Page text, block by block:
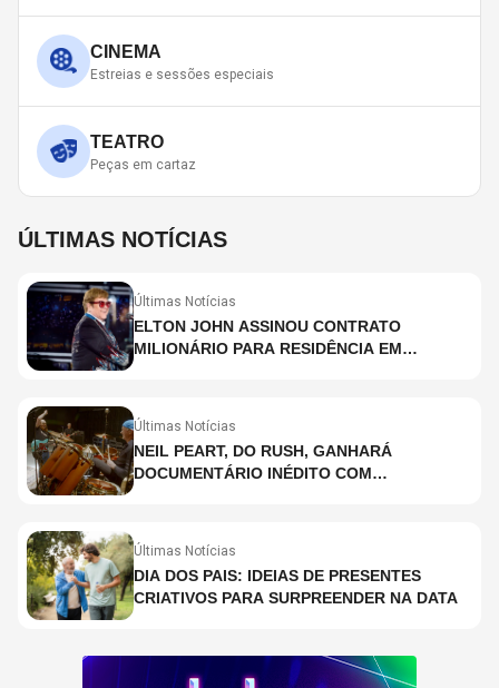
CINEMA
Estreias e sessões especiais
TEATRO
Peças em cartaz
ÚLTIMAS NOTÍCIAS
Últimas Notícias
ELTON JOHN ASSINOU CONTRATO
MILIONÁRIO PARA RESIDÊNCIA EM
Últimas Notícias
NEIL PEART, DO RUSH, GANHARÁ
DOCUMENTÁRIO INÉDITO COM
Últimas Notícias
DIA DOS PAIS: IDEIAS DE PRESENTES
CRIATIVOS PARA SURPREENDER NA DATA